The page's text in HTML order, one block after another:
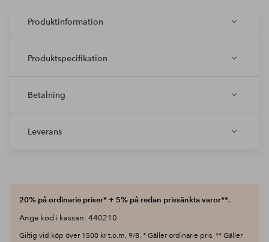
Produktinformation
Produktspecifikation
Betalning
Leverans
20% på ordinarie priser* + 5% på redan prissänkta varor**.
Ange kod i kassan: 440210
Giltig vid köp över 1500 kr t.o.m. 9/8. * Gäller ordinarie pris. ** Gäller